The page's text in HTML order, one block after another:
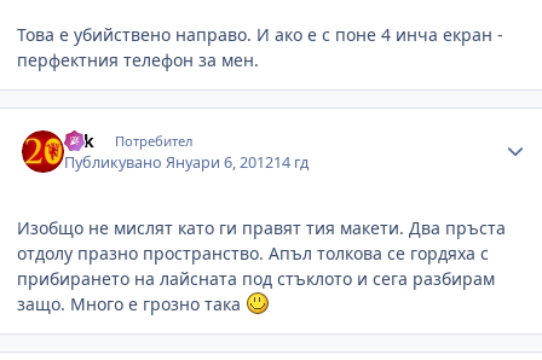
Това е убийствено направо. И ако е с поне 4 инча екран -
перфектния телефон за мен.
eek Потребител
ПубликуваноЯнуари 6, 201214 гд
Изобщо не мислят като ги правят тия макети. Два пръста
отдолу празно пространство. Апъл толкова се гордяха с
прибирането на лайсната под стъклото и сега разбирам
защо. Много е грозно така